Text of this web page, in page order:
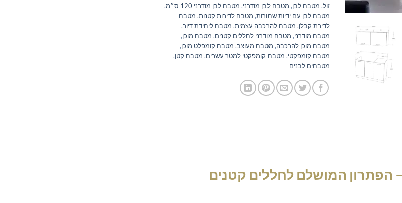
זול, מטבח לבן, מטבח לבן מודרני, מטבח לבן מודרני 120 ס״מ
,
מטבח לבן עם ידיות שחורות, מטבח לדירות קטנות, מטבח
לדירת קבלן, מטבח להרכבה עצמית, מטבח ליחידת דיור,
מטבח מודרני, מטבח מודרני לחללים קטנים, מטבח מוכן,
מטבח מוכן להרכבה, מטבח מעוצב, מטבח קומפלט מוכן,
מטבח קומפקטי, מטבח קומפקטי למטר עשרים, מטבח קטן,
מטבחים לבנים